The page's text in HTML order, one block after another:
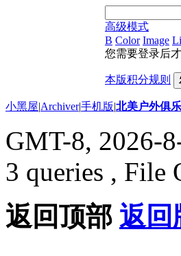
高级模式
B Color Image
您需要登录后
本版积分规则
小黑屋|Archiver|手机版|北美户外俱
GMT-8, 2026-
3 queries , File
返回顶部 返回